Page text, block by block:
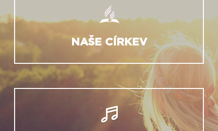
NAŠE CÍRKEV